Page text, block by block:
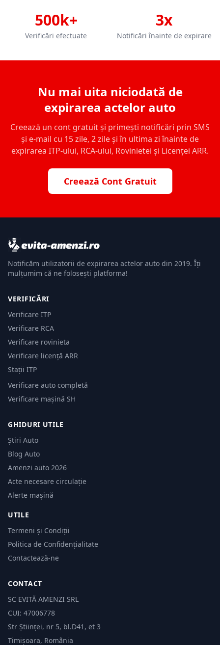
500k+
Verificări efectuate
3x
Notificări înainte de expirare
Nu mai uita niciodată de
expirarea actelor auto
Creează un cont gratuit și primești notificări prin SMS
și e-mail cu 15 zile, 2 zile și în ultima zi înainte de
expirarea ITP-ului, RCA-ului, Rovinietei și Licenței ARR.
Creează Cont Gratuit
Notificăm utilizatorii de expirarea actelor auto din 2019. Îți
mulțumim că ne folosești platforma!
VERIFICĂRI
Verificare ITP
Verificare RCA
Verificare rovinieta
Verificare licență ARR
Stații ITP
Verificare auto completă
Verificare mașină SH
GHIDURI UTILE
Știri Auto
Blog Auto
Amenzi auto 2026
Acte necesare circulație
Alerte mașină
UTILE
Termeni și Condiții
Politica de Confidențialitate
Contactează-ne
CONTACT
SC EVITĂ AMENZI SRL
CUI: 47006778
Str Științei, nr 5, bl.D41, et 3
Timișoara, România